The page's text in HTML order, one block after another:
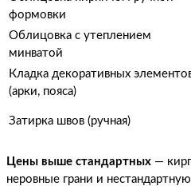
формовки
Облицовка с утеплением
минватой
Кладка декоративных
(арки, пояса)
Затирка швов (ручная)
Цены выше стандартных —
неровные грани и